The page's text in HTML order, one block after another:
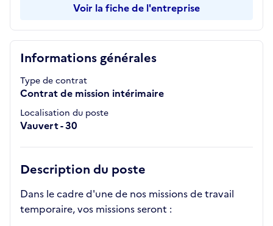
Informations générales
Type de contrat
Contrat de mission intérimaire
Localisation du poste
Vauvert - 30
Description du poste
Dans le cadre d'une de nos missions de travail
temporaire, vos missions seront :
Voir la fiche de l'entreprise